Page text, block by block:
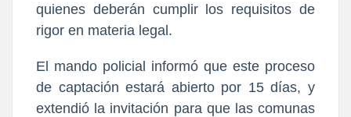
quienes deberán cumplir los requisitos de
rigor en materia legal.
El mando policial informó que este proceso
de captación estará abierto por 15 días, y
extendió la invitación para que las comunas